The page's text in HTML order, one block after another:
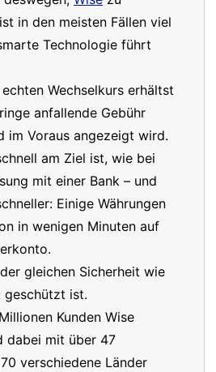
in den meisten Fällen viel
Technologie führt
Wechselkurs erhältst
anfallende Gebühr
im Voraus angezeigt wird.
am Ziel ist, wie bei
mit einer Bank – und
Einige Währungen
in wenigen Minuten auf
gleichen Sicherheit wie
geschützt ist.
Kunden Wise
dabei mit über 47
verschiedene Länder